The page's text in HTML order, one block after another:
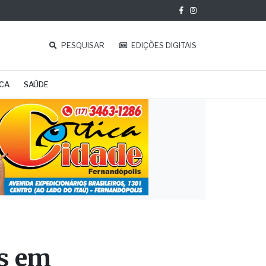
PESQUISAR EDIÇÕES DIGITAIS
SAÚDE